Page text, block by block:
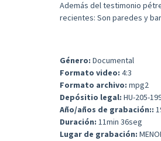
Además del testimonio
recientes: Son paredes y
Género: Documental
Formato video: 4:3
Formato archivo: mpg2
Depósitio legal: HU-205-
Año/años de grabación::
Duración: 11min 36seg
Lugar de grabación: